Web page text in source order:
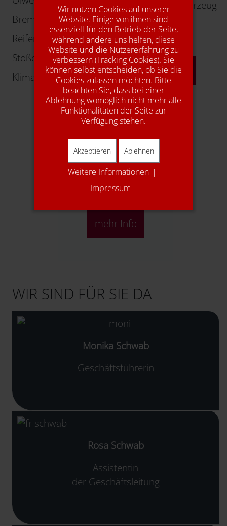
Bremsen
Reifen
Stoßdämpfer
Klimaservice
Kundenersatzfahrzeug
Autogas
Young-/Oldtimer
mehr Info
1A Autoservice
mehr Info
WIR SIND FÜR SIE DA
Monika Schwab
Geschäftsführerin
Rosa Schwab
Assistentin
der Geschäftsleitung
Wir nutzen Cookies auf unserer
Website. Einige von ihnen sind
essenziell für den Betrieb der Seite,
während andere uns helfen, diese
Website und die Nutzererfahrung zu
verbessern (Tracking Cookies). Sie
können selbst entscheiden, ob Sie die
Cookies zulassen möchten. Bitte
beachten Sie, dass bei einer
Ablehnung womöglich nicht mehr alle
Funktionalitäten der Seite zur
Verfügung stehen.
Akzeptieren Ablehnen
Weitere Informationen |
Impressum